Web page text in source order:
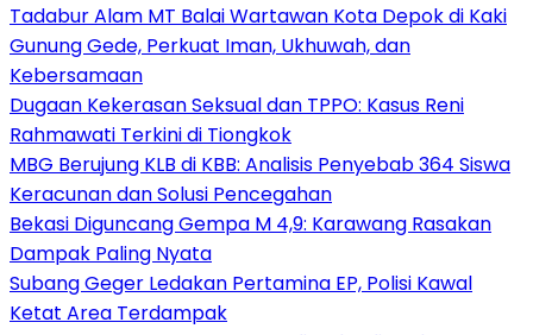
Tadabur Alam MT Balai Wartawan Kota Depok di Kaki
Gunung Gede, Perkuat Iman, Ukhuwah, dan
Kebersamaan
Dugaan Kekerasan Seksual dan TPPO: Kasus Reni
Rahmawati Terkini di Tiongkok
MBG Berujung KLB di KBB: Analisis Penyebab 364 Siswa
Keracunan dan Solusi Pencegahan
Bekasi Diguncang Gempa M 4,9: Karawang Rasakan
Dampak Paling Nyata
Subang Geger Ledakan Pertamina EP, Polisi Kawal
Ketat Area Terdampak